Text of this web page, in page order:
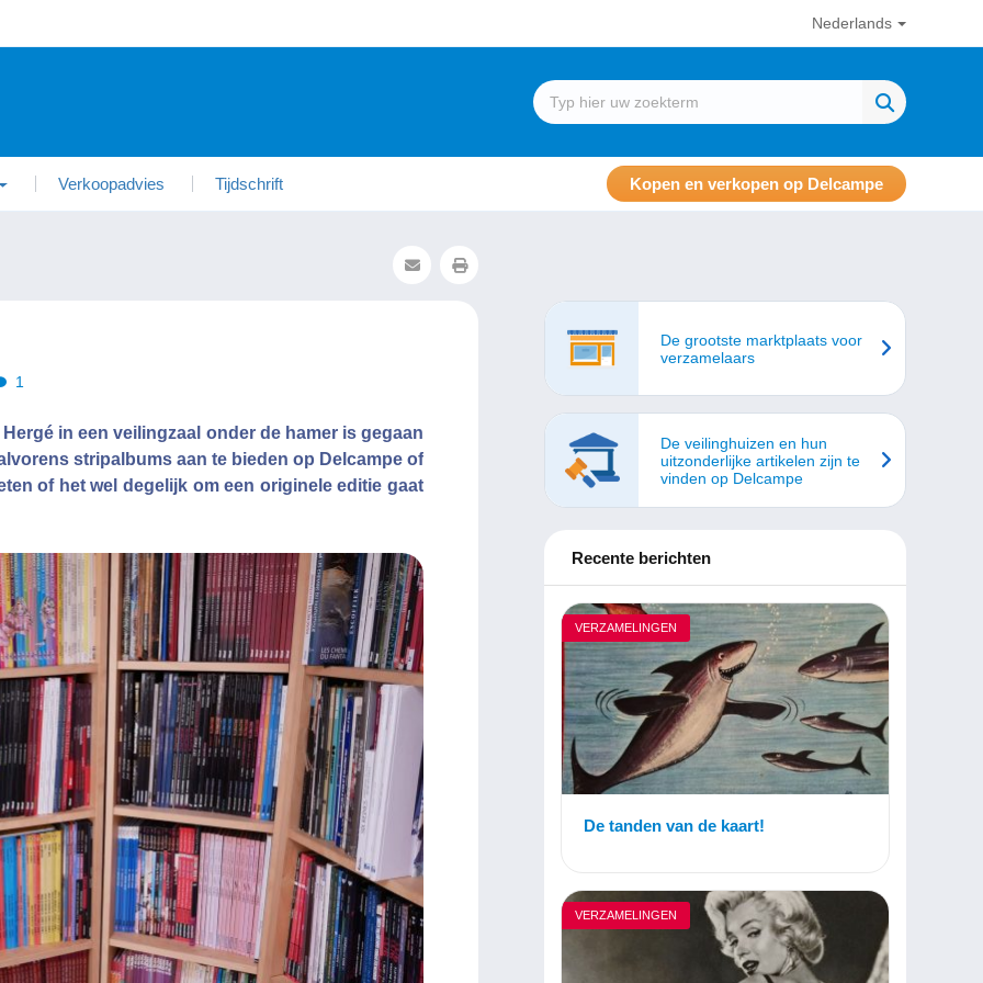
Nederlands
Verkoopadvies Tijdschrift Kopen en verkopen op Delcampe
1
in een veilingzaal onder de hamer is gegaan
stripalbums aan te bieden op Delcampe of
of het wel degelijk om een originele editie gaat
De grootste marktplaats voor
verzamelaars
De veilinghuizen en hun
uitzonderlijke artikelen zijn te
vinden op Delcampe
Recente berichten
VERZAMELINGEN
De tanden van de kaart!
VERZAMELINGEN